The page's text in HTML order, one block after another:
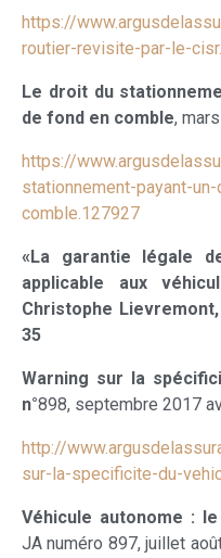
https://
routier-revisite-par-le-
Le droit du
de fond en comble,
https://
stationnement-payant-
comble.127927
«La garantie légale
applicable aux
Christophe
35
Warning sur la
n°898, septembre 2017
http://
sur-la-specificite-du-
Véhicule autonome :
JA numéro 897, juillet